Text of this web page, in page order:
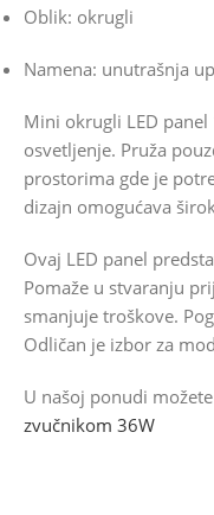
Oblik: okrugli
Namena: unutrašnja
Mini okrugli LED
osvetljenje. Pruža
prostorima gde je
dizajn omogućava
Ovaj LED panel
Pomaže u stvaranju
smanjuje troškove.
Odličan je izbor za
U našoj ponudi
zvučnikom 36W